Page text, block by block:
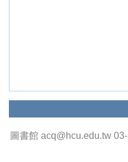
圖書館 acq@hcu.edu.tw